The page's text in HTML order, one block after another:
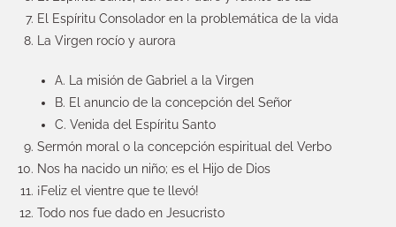
El Espíritu Consolador en la problemática de la vida
La Virgen rocío y aurora
A. La misión de Gabriel a la Virgen
B. El anuncio de la concepción del Señor
C. Venida del Espíritu Santo
Sermón moral o la concepción espiritual del Verbo
Nos ha nacido un niño; es el Hijo de Dios
¡Feliz el vientre que te llevó!
Todo nos fue dado en Jesucristo